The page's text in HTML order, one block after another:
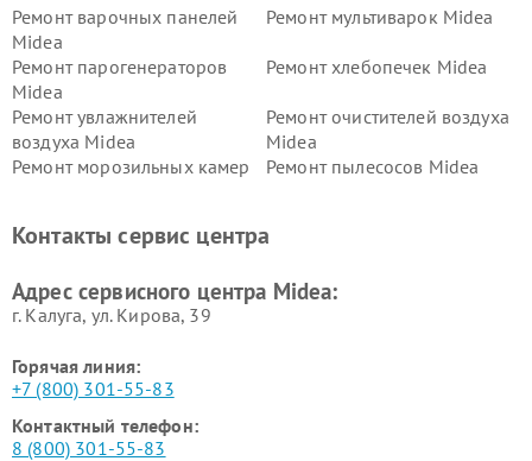
Ремонт варочных панелей
Midea
Ремонт мультиварок Midea
Ремонт парогенераторов
Midea
Ремонт хлебопечек Midea
Ремонт увлажнителей
воздуха Midea
Ремонт очистителей воздуха
Midea
Ремонт морозильных камер
Ремонт пылесосов Midea
пылесосов Midea
Midea
Контакты сервис центра
Адрес сервисного центра Midea:
г. Калуга, ул. Кирова, 39
Горячая линия:
+7 (800) 301-55-83
Контактный телефон:
8 (800) 301-55-83